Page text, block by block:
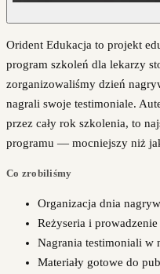
Orident Edukacja to projekt
program szkoleń dla lekarzy
zorganizowaliśmy dzień
nagrali swoje testimoniale.
przez cały rok szkolenia, to
programu — mocniejszy niż
Co zrobiliśmy
Organizacja dnia
Reżyseria i
Nagrania testimoniali w
Materiały gotowe do